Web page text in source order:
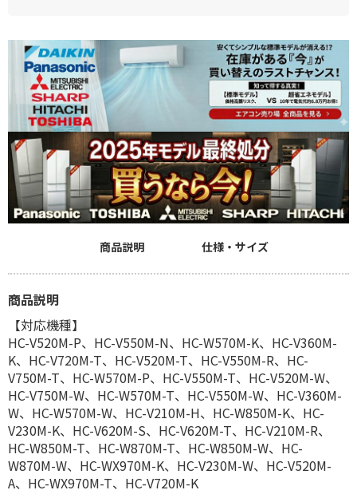
商品説明 仕様・サイズ
商品説明
【対応機種】
HC-V520M-P、HC-V550M-N、HC-W570M-K、HC-V360M-
K、HC-V720M-T、HC-V520M-T、HC-V550M-R、HC-
V750M-T、HC-W570M-P、HC-V550M-T、HC-V520M-W、
HC-V750M-W、HC-W570M-T、HC-V550M-W、HC-V360M-
W、HC-W570M-W、HC-V210M-H、HC-W850M-K、HC-
V230M-K、HC-V620M-S、HC-V620M-T、HC-V210M-R、
HC-W850M-T、HC-W870M-T、HC-W850M-W、HC-
W870M-W、HC-WX970M-K、HC-V230M-W、HC-V520M-
A、HC-WX970M-T、HC-V720M-K